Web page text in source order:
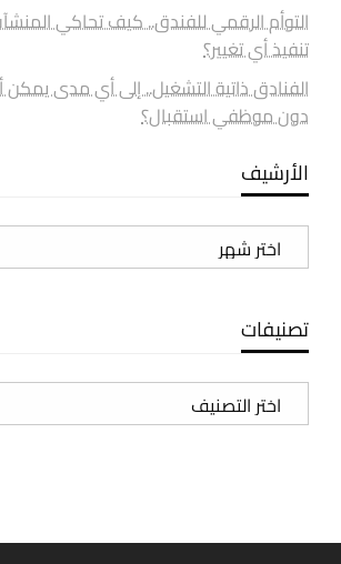
التوأم الرقمي للفندق.. كيف تحاكي
تنفيذ أي تغيير؟
الفنادق ذاتية التشغيل.. إلى أي مدى
دون موظفي استقبال؟
الأرشيف
الأرشيف
تصنيفات
تصنيفات